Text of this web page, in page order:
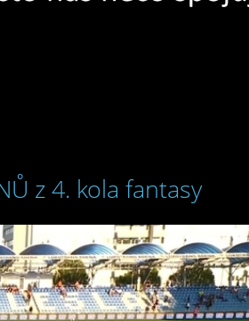
z 4. kola fantasy